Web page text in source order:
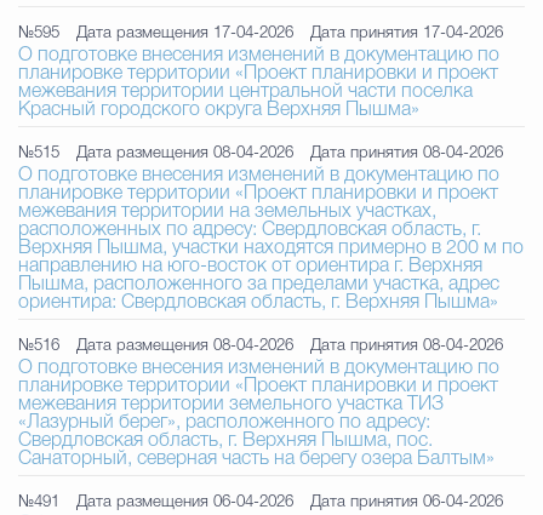
№595 Дата размещения 17-04-2026 Дата принятия 17-04-2026
О подготовке внесения изменений в документацию по
планировке территории «Проект планировки и проект
межевания территории центральной части поселка
Красный городского округа Верхняя Пышма»
№515 Дата размещения 08-04-2026 Дата принятия 08-04-2026
О подготовке внесения изменений в документацию по
планировке территории «Проект планировки и проект
межевания территории на земельных участках,
расположенных по адресу: Свердловская область, г.
Верхняя Пышма, участки находятся примерно в 200 м по
направлению на юго-восток от ориентира г. Верхняя
Пышма, расположенного за пределами участка, адрес
ориентира: Свердловская область, г. Верхняя Пышма»
№516 Дата размещения 08-04-2026 Дата принятия 08-04-2026
О подготовке внесения изменений в документацию по
планировке территории «Проект планировки и проект
межевания территории земельного участка ТИЗ
«Лазурный берег», расположенного по адресу:
Свердловская область, г. Верхняя Пышма, пос.
Санаторный, северная часть на берегу озера Балтым»
№491 Дата размещения 06-04-2026 Дата принятия 06-04-2026